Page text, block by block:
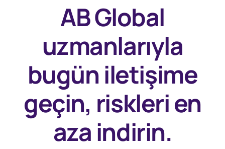
AB Global
uzmanlarıyla
bugüniletişime
geçin, riskleri en
aza indirin.